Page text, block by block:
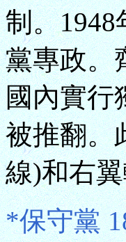
制。
黨專政。
國內實行
被推翻。
線)和右
*保守黨